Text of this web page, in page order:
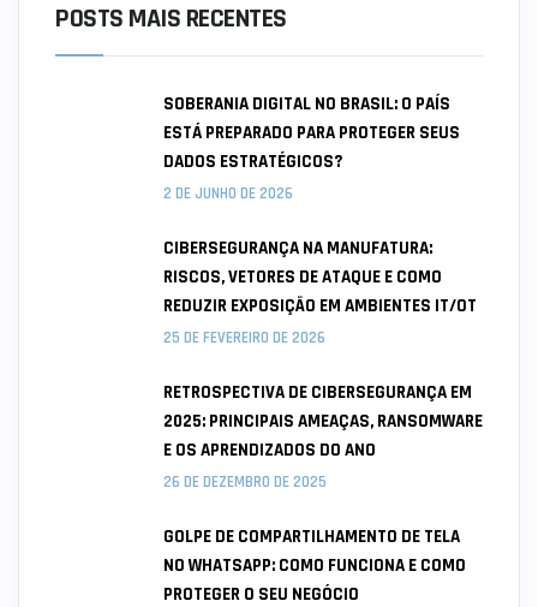
POSTS MAIS RECENTES
SOBERANIA DIGITAL NO BRASIL: O PAÍS
ESTÁ PREPARADO PARA PROTEGER SEUS
DADOS ESTRATÉGICOS?
2 DE JUNHO DE 2026
CIBERSEGURANÇA NA MANUFATURA:
RISCOS, VETORES DE ATAQUE E COMO
REDUZIR EXPOSIÇÃO EM AMBIENTES IT/OT
25 DE FEVEREIRO DE 2026
RETROSPECTIVA DE CIBERSEGURANÇA EM
2025: PRINCIPAIS AMEAÇAS, RANSOMWARE
E OS APRENDIZADOS DO ANO
26 DE DEZEMBRO DE 2025
GOLPE DE COMPARTILHAMENTO DE TELA
NO WHATSAPP: COMO FUNCIONA E COMO
PROTEGER O SEU NEGÓCIO